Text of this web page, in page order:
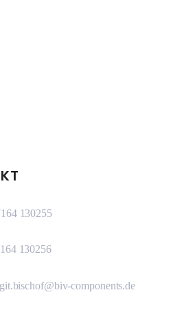
130255
130256
components.de